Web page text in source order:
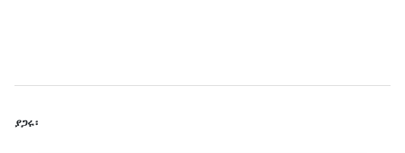
ያጋሩ፡